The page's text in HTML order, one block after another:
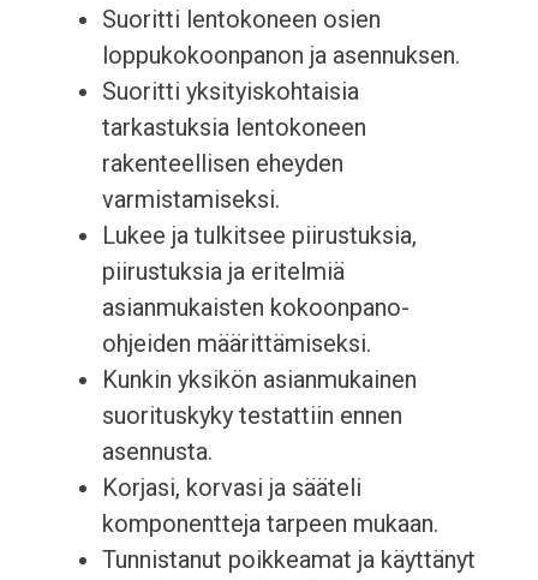
Suoritti lentokoneen osien
loppukokoonpanon ja asennuksen.
Suoritti yksityiskohtaisia
tarkastuksia lentokoneen
rakenteellisen eheyden
varmistamiseksi.
Lukee ja tulkitsee piirustuksia,
piirustuksia ja eritelmiä
asianmukaisten kokoonpano-
ohjeiden määrittämiseksi.
Kunkin yksikön asianmukainen
suorituskyky testattiin ennen
asennusta.
Korjasi, korvasi ja sääteli
komponentteja tarpeen mukaan.
Tunnistanut poikkeamat ja käyttänyt